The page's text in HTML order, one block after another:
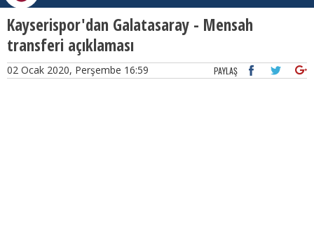
Kayserispor'dan Galatasaray - Mensah
transferi açıklaması
02 Ocak 2020, Perşembe 16:59 PAYLAŞ